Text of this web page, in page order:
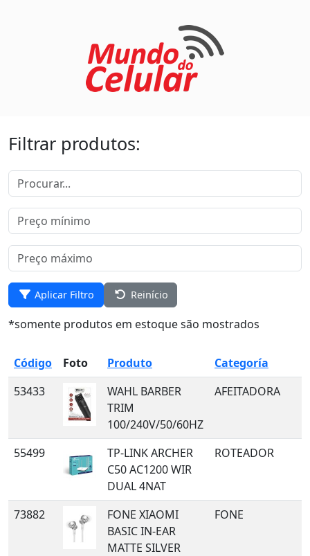
Filtrar produtos:
Aplicar Filtro Reinício
*somente produtos em estoque são mostrados
Código Foto Produto Categoría
53433
WAHL BARBER
TRIM
100/240V/50/60HZ
AFEITADORA
55499
TP-LINK ARCHER
C50 AC1200 WIR
DUAL 4NAT
ROTEADOR
73882
FONE XIAOMI
BASIC IN-EAR
MATTE SILVER
FONE